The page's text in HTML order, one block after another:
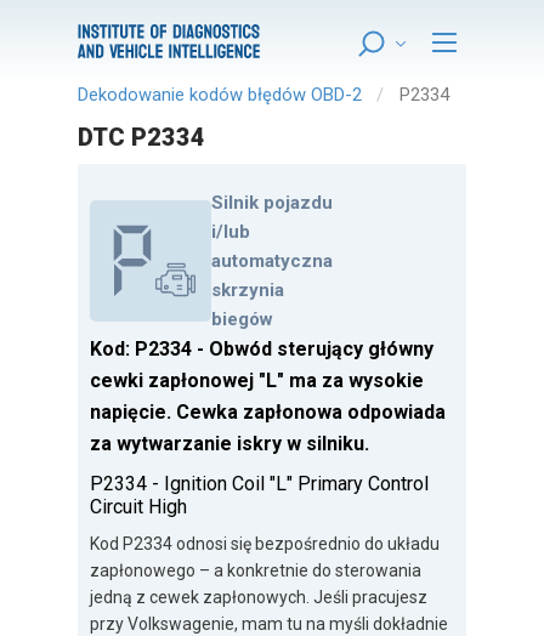
Dekodowanie kodów błędów OBD-2 P2334
DTC P2334
Silnik pojazdu
i/lub
automatyczna
skrzynia
biegów
Kod: P2334 - Obwód sterujący główny
cewki zapłonowej "L" ma za wysokie
napięcie. Cewka zapłonowa odpowiada
za wytwarzanie iskry w silniku.
P2334 - Ignition Coil "L" Primary Control
Circuit High
Kod P2334 odnosi się bezpośrednio do układu
zapłonowego – a konkretnie do sterowania
jedną z cewek zapłonowych. Jeśli pracujesz
przy Volkswagenie, mam tu na myśli dokładnie